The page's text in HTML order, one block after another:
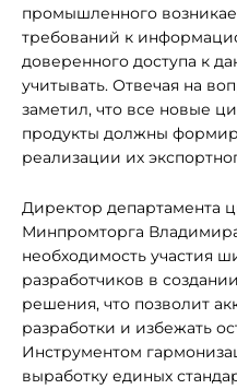
промышленного
требований к
доверенного доступа к
учитывать. Отвечая на
заметил, что все новые
продукты должны
реализации их
Директор департамента
Минпромторга
необходимость участия
разработчиков в
решения, что позволит
разработки и избежать
Инструментом
выработку единых